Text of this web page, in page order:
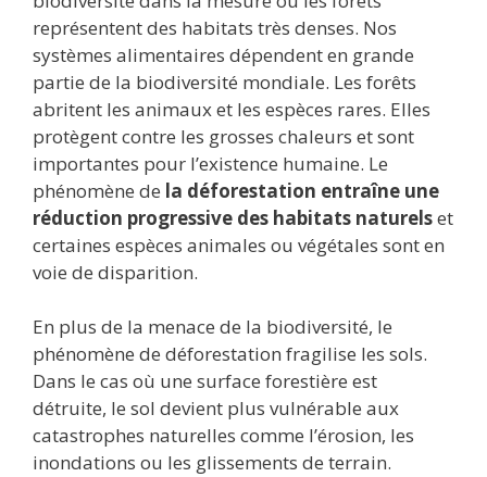
représentent des habitats très denses. Nos
systèmes alimentaires dépendent en grande
partie de la biodiversité mondiale. Les forêts
abritent les animaux et les espèces rares. Elles
protègent contre les grosses chaleurs et sont
importantes pour l’existence humaine. Le
phénomène de la déforestation entraîne une
réduction progressive des habitats naturelset
certaines espèces animales ou végétales sont en
voie de disparition.
En plus de la menace de la biodiversité, le
phénomène de déforestation fragilise les sols.
Dans le cas où une surface forestière est
détruite, le sol devient plus vulnérable aux
catastrophes naturelles comme l’érosion, les
inondations ou les glissements de terrain.